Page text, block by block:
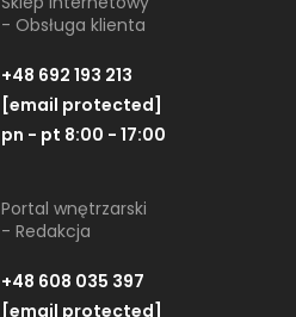
- Obsługa klienta
+48 692 193 213
[email protected]
pn - pt 8:00 - 17:00
Portal wnętrzarski
- Redakcja
+48 608 035 397
[email protected]